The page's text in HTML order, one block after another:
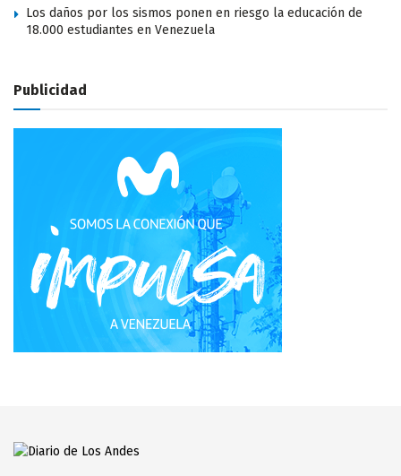
Los daños por los sismos ponen en riesgo la educación de
18.000 estudiantes en Venezuela
Publicidad